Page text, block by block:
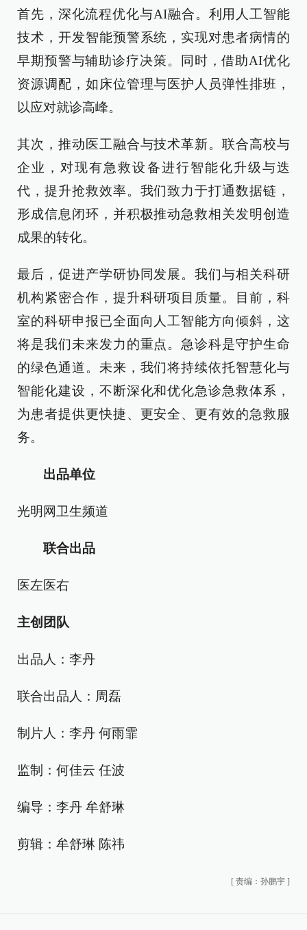
首先，深化流程优化与AI融合。利用人工智能
技术，开发智能预警系统，实现对患者病情的
早期预警与辅助诊疗决策。同时，借助AI优化
资源调配，如床位管理与医护人员弹性排班，
以应对就诊高峰。
其次，推动医工融合与技术革新。联合高校与
企业，对现有急救设备进行智能化升级与迭
代，提升抢救效率。我们致力于打通数据链，
形成信息闭环，并积极推动急救相关发明创造
成果的转化。
最后，促进产学研协同发展。我们与相关科研
机构紧密合作，提升科研项目质量。目前，科
室的科研申报已全面向人工智能方向倾斜，这
将是我们未来发力的重点。急诊科是守护生命
的绿色通道。未来，我们将持续依托智慧化与
智能化建设，不断深化和优化急诊急救体系，
为患者提供更快捷、更安全、更有效的急救服
务。
出品单位
光明网卫生频道
联合出品
医左医右
主创团队
出品人：李丹
联合出品人：周磊
制片人：李丹 何雨霏
监制：何佳云 任波
编导：李丹 牟舒琳
剪辑：牟舒琳 陈祎
[ 责编：孙鹏宇 ]